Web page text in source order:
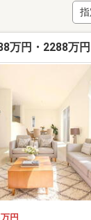
万円・2288万円
万円